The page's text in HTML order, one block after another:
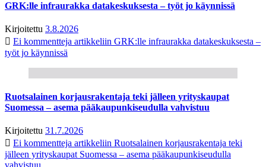
GRK:lle infraurakka datakeskuksesta – työt jo käynnissä
Kirjoitettu 3.8.2026
Ei kommentteja artikkeliin GRK:lle infraurakka datakeskuksesta –
työt jo käynnissä
Ruotsalainen korjausrakentaja teki jälleen yrityskaupat
Suomessa – asema pääkaupunkiseudulla vahvistuu
Kirjoitettu 31.7.2026
Ei kommentteja artikkeliin Ruotsalainen korjausrakentaja teki
jälleen yrityskaupat Suomessa – asema pääkaupunkiseudulla
vahvistuu